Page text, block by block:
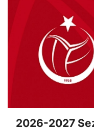
2026-2027